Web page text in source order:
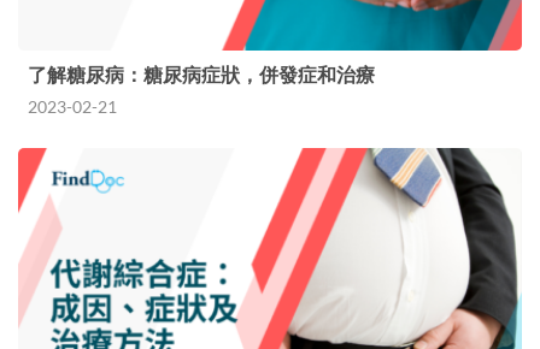
了解糖尿病：糖尿病症狀，併發症和治療
2023-02-21